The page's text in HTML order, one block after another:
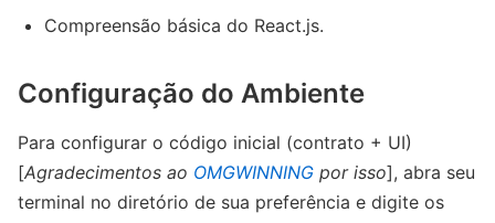
Compreensão básica do React.js.
Configuração do Ambiente
Para configurar o código inicial (contrato + UI)
[Agradecimentos ao OMGWINNING por isso], abra seu
terminal no diretório de sua preferência e digite os